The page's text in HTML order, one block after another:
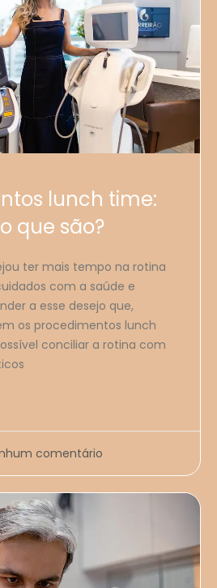
lunch time:
que são?
ter mais tempo na rotina
com a saúde e
a esse desejo que,
os procedimentos lunch
conciliar a rotina com
comentário